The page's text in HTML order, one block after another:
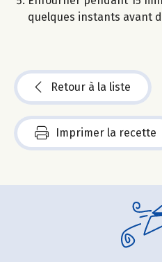
quelques instants avant
Retour à la liste
Imprimer la recette